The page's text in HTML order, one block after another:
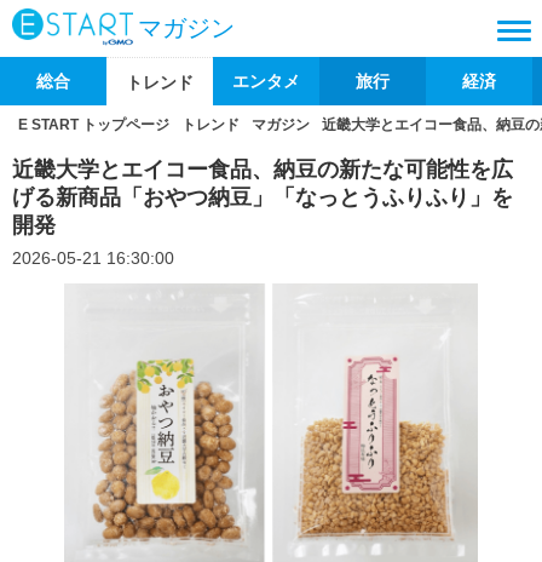
マガジン
総合 トレンド エンタメ 旅行 経済
E START トップページ トレンド マガジン 近畿大学とエイコー食品、納豆
近畿大学とエイコー食品、納豆の新たな可能性を広
げる新商品「おやつ納豆」「なっとうふりふり」を
開発
2026-05-21 16:30:00